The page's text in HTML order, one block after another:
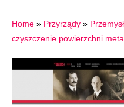
Home » Przyrządy »
czyszczenie powierzchni